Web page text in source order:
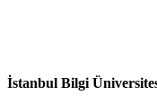
İstanbul Bilgi